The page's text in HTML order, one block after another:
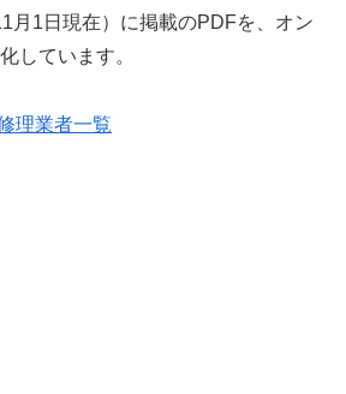
月1日現在）に掲載のPDFを、オン
しています。
理業者一覧